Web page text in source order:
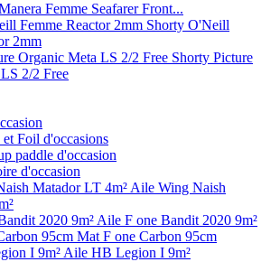
Femme Seafarer Front...
Shorty O'Neill
2mm
Shorty Picture
2/2 Free
et Foil d'occasions
paddle d'occasion
d'occasion
Aile Wing Naish
Aile F one Bandit 2020 9m²
Mat F one Carbon 95cm
Aile HB Legion I 9m²